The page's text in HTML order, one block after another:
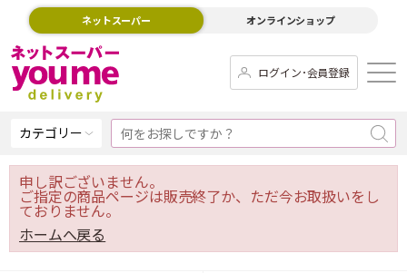
ネットスーパー オンラインショップ
ログイン･会員登録
カテゴリー
申し訳ございません。
ご指定の商品ページは販売終了か、ただ今お取扱いをし
ておりません。
ホームへ戻る